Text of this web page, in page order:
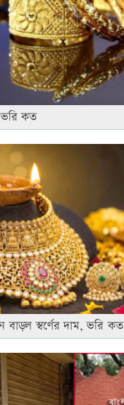
ভরি কত
বাড়ল স্বর্ণের দাম, ভরি কত